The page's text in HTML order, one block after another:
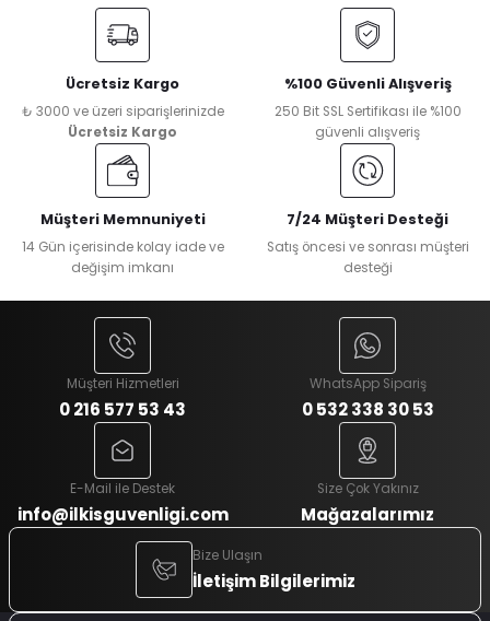
Ücretsiz Kargo
₺ 3000 ve üzeri siparişlerinizde
Ücretsiz Kargo
%100 Güvenli Alışveriş
250 Bit SSL Sertifikası ile %100
güvenli alışveriş
Müşteri Memnuniyeti
14 Gün içerisinde kolay iade ve
değişim imkanı
7/24 Müşteri Desteği
Satış öncesi ve sonrası müşteri
desteği
Müşteri Hizmetleri
0 216 577 53 43
WhatsApp Sipariş
0 532 338 30 53
E-Mail ile Destek
info@ilkisguvenligi.com
Size Çok Yakınız
Mağazalarımız
Bize Ulaşın
İletişim Bilgilerimiz